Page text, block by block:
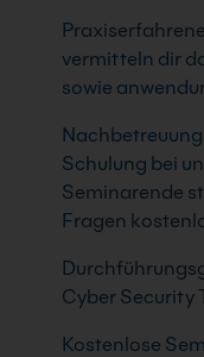
vermitteln dir
sowie
Schulung bei
Seminarende
Fragen
Cyber Security
Kostenlose